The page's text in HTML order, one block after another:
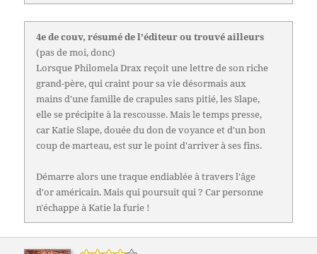
4e de couv, résumé de l'éditeur ou trouvé ailleurs
(pas de moi, donc)
Lorsque Philomela Drax reçoit une lettre de son riche
grand-père, qui craint pour sa vie désormais aux
mains d'une famille de crapules sans pitié, les Slape,
elle se précipite à la rescousse. Mais le temps presse,
car Katie Slape, douée du don de voyance et d'un bon
coup de marteau, est sur le point d'arriver à ses fins.
Démarre alors une traque endiablée à travers l'âge
d'or américain. Mais qui poursuit qui ? Car personne
n'échappe à Katie la furie !